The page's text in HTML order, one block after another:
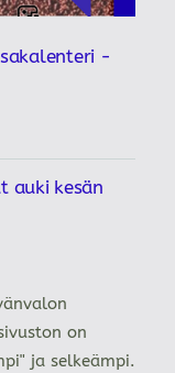
-
auki kesän
on
ja selkeämpi.